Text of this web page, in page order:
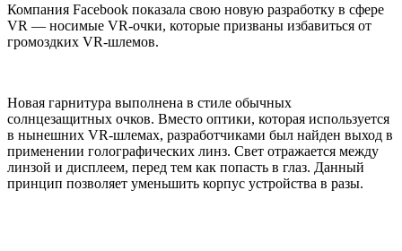
Компания Facebook показала свою новую разработку в сфере
VR — носимые VR-очки, которые призваны избавиться от
громоздких VR-шлемов.
Новая гарнитура выполнена в стиле обычных
солнцезащитных очков. Вместо оптики, которая используется
в нынешних VR-шлемах, разработчиками был найден выход в
применении голографических линз. Свет отражается между
линзой и дисплеем, перед тем как попасть в глаз. Данный
принцип позволяет уменьшить корпус устройства в разы.